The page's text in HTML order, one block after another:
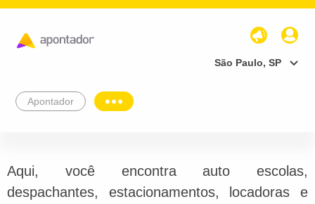
São Paulo, SP
Apontador
Aqui, você encontra auto escolas,
despachantes, estacionamentos, locadoras e